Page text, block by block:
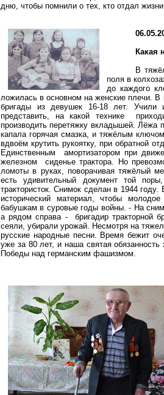
дню, чтобы помнили о тех, кто отдал
Какая
В
поля в
до каждого
ложилась в основном на женские плечи.
бригады из девушек 16-18 лет.
представить, на какой технике
производить перетяжку вкладышей. Лёжа
капала горячая смазка, и тяжёлым
вдвоём крутить рукоятку, при обратной
Единственным амортизатором при
железном сиденье трактора. Но
ломоты в руках, поворачивая тяжёлый
есть удивительный документ той
трактористок. Снимок сделан в 1944
исторический материал, чтобы
бабушкам в суровые годы войны. - На
а рядом справа - бригадир тракторной
сеяли, убирали урожай. Несмотря на
русские народные песни. Время бежит
уже за 80 лет, и наша святая
Победы над германским фашизмом.